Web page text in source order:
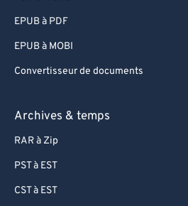
EPUB à PDF
EPUB à MOBI
Convertisseur de documents
Archives & temps
RAR à Zip
PST à EST
CST à EST